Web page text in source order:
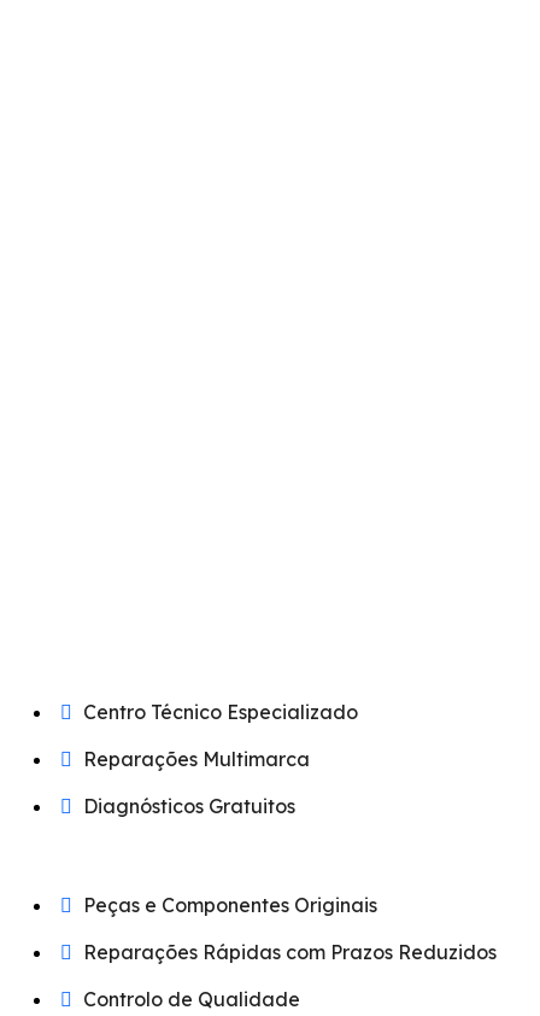
Centro Técnico Especializado
Reparações Multimarca
Diagnósticos Gratuitos
Peças e Componentes Originais
Reparações Rápidas com Prazos Reduzidos
Controlo de Qualidade